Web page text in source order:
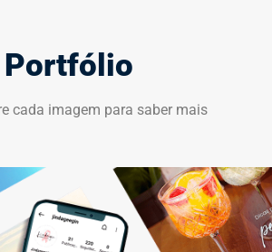
Portfólio
cada imagem para saber mais
Sociais